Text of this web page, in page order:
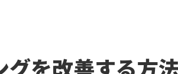
グを改善する方